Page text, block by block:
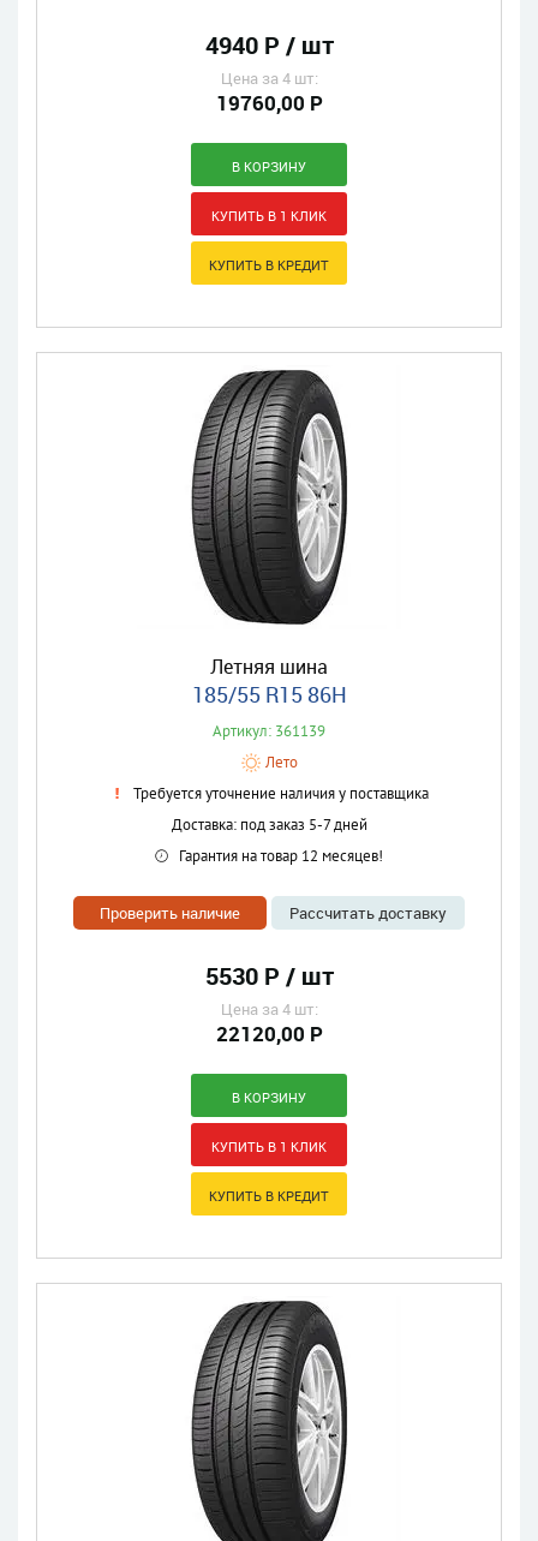
4940 Р / шт
Цена за 4 шт:
19760,00 Р
Летняя шина
185/55 R15 86H
Артикул: 361139
Лето
Требуется уточнение наличия у поставщика
Доставка: под заказ 5-7 дней
Гарантия на товар 12 месяцев!
Проверить наличие Рассчитать доставку
5530 Р / шт
Цена за 4 шт:
22120,00 Р